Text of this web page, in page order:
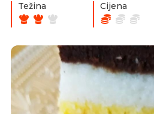
Težina Cijena